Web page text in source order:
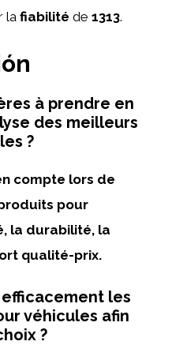
la fiabilité de 1313.
à prendre en
des meilleurs
?
compte lors de
pour
la durabilité, la
qualité-prix.
les
véhicules afin
?